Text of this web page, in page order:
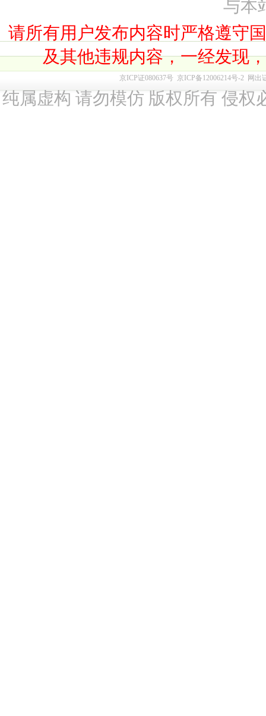
与本
请所有用户发布内容时严格遵守
及其他违规内容，一经发现
京ICP证080637号 京ICP备12006214号-2 网出
纯属虚构 请勿模仿 版权所有 侵权